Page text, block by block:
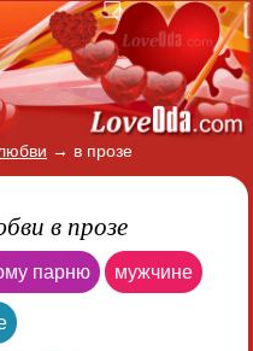
→ в прозе
в прозе
парню мужчине